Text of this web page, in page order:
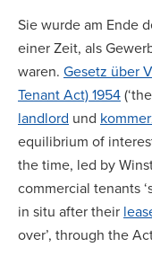
Sie wurde am Ende
einer Zeit, als
waren. Gesetz über
Tenant Act) 1954
landlord und
equilibrium of
the time, led by
commercial tenants
in situ after their
over’, through the